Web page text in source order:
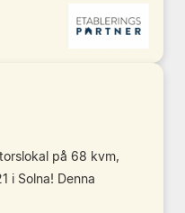
på 68 kvm,
i Solna! Denna